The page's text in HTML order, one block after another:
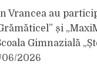
Vrancea au
și
Gimnazială
06/2026